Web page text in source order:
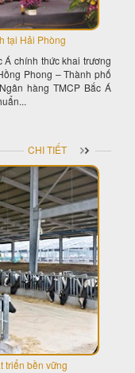
tại Hải Phòng
Á chính thức khai trương
Phong – Thành phố
hàng TMCP Bắc Á
CHI TIẾT
triển bền vững